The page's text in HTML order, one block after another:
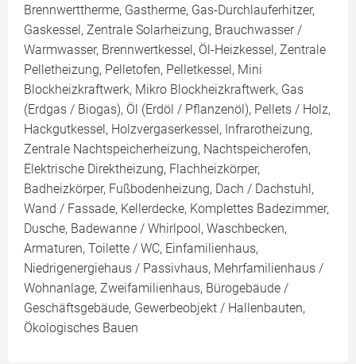
Brennwerttherme, Gastherme, Gas-Durchlauferhitzer,
Gaskessel, Zentrale Solarheizung, Brauchwasser /
Warmwasser, Brennwertkessel, Öl-Heizkessel, Zentrale
Pelletheizung, Pelletofen, Pelletkessel, Mini
Blockheizkraftwerk, Mikro Blockheizkraftwerk, Gas
(Erdgas / Biogas), Öl (Erdöl / Pflanzenöl), Pellets / Holz,
Hackgutkessel, Holzvergaserkessel, Infrarotheizung,
Zentrale Nachtspeicherheizung, Nachtspeicherofen,
Elektrische Direktheizung, Flachheizkörper,
Badheizkörper, Fußbodenheizung, Dach / Dachstuhl,
Wand / Fassade, Kellerdecke, Komplettes Badezimmer,
Dusche, Badewanne / Whirlpool, Waschbecken,
Armaturen, Toilette / WC, Einfamilienhaus,
Niedrigenergiehaus / Passivhaus, Mehrfamilienhaus /
Wohnanlage, Zweifamilienhaus, Bürogebäude /
Geschäftsgebäude, Gewerbeobjekt / Hallenbauten,
Ökologisches Bauen